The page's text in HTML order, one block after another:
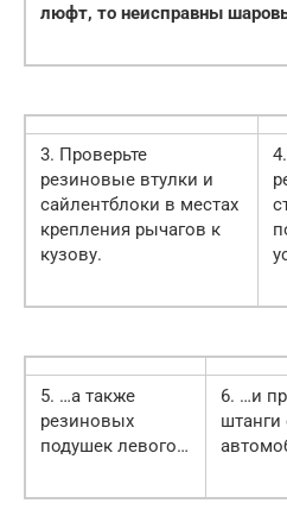
люфт, то неисправны
3. Проверьте
резиновые втулки и
сайлентблоки в местах
крепления рычагов к
кузову.
5. …а также
резиновых
подушек левого…
6. …и
штанги